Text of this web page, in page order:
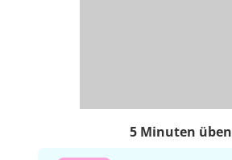
5 Minuten üben